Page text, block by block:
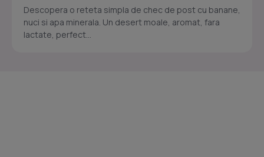
Descopera o reteta simpla de chec de post cu banane,
nuci si apa minerala. Un desert moale, aromat, fara
lactate, perfect...